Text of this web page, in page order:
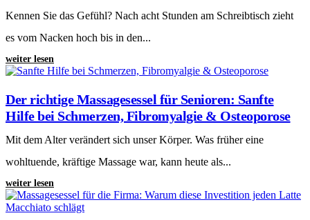
Kennen Sie das Gefühl? Nach acht Stunden am Schreibtisch zieht
es vom Nacken hoch bis in den...
weiter lesen
Der richtige Massagesessel für Senioren: Sanfte
Hilfe bei Schmerzen, Fibromyalgie & Osteoporose
Mit dem Alter verändert sich unser Körper. Was früher eine
wohltuende, kräftige Massage war, kann heute als...
weiter lesen